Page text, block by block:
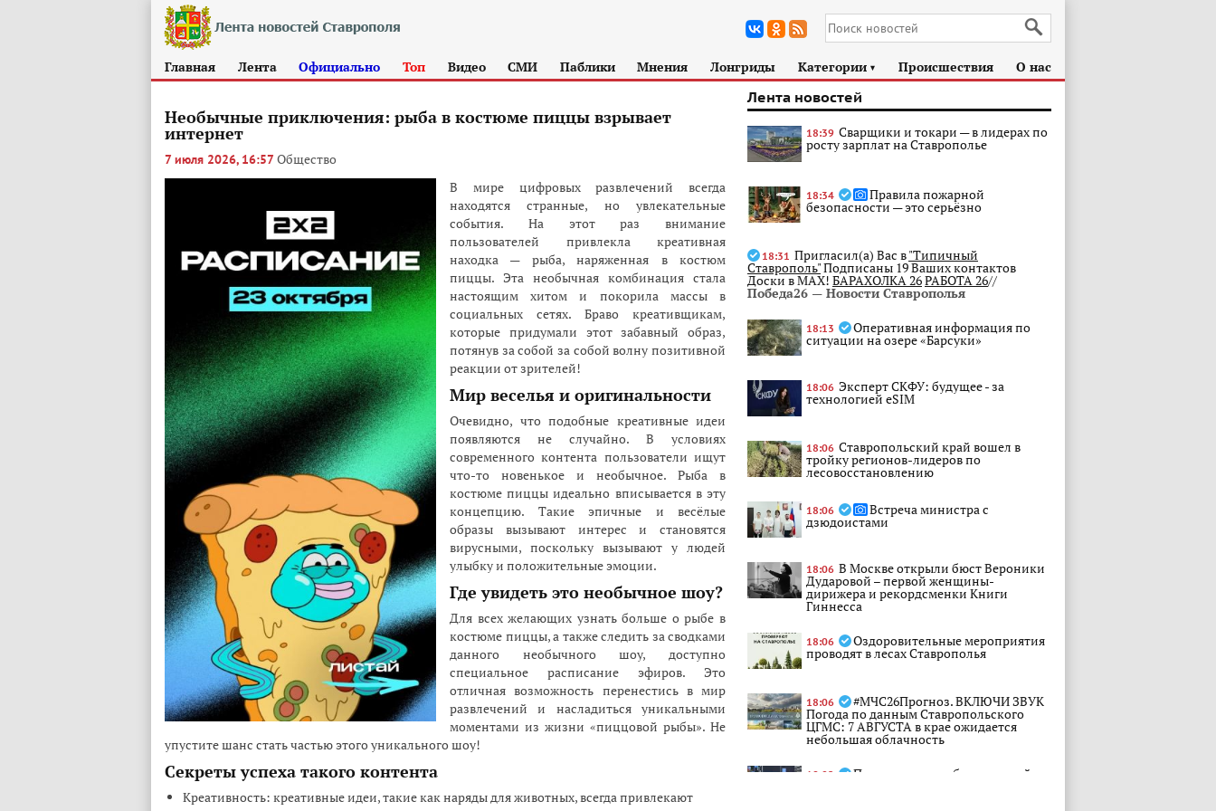
Главная Лента Официально Топ Видео СМИ Паблики Мнения Лонгриды Категории ► Происшествия О нас
Необычные приключения: рыба в костюме пиццы взрывает
интернет
7 июля 2026, 16:57Общество
В мире цифровых развлечений всегда
находятся странные, но увлекательные
события. На этот раз внимание
пользователей привлекла креативная
находка — рыба, наряженная в костюм
пиццы. Эта необычная комбинация стала
настоящим хитом и покорила массы в
социальных сетях. Браво креативщикам,
которые придумали этот забавный образ,
потянув за собой за собой волну позитивной
реакции от зрителей!
Мир веселья и оригинальности
Очевидно, что подобные креативные идеи
появляются не случайно. В условиях
современного контента пользователи ищут
что-то новенькое и необычное. Рыба в
костюме пиццы идеально вписывается в эту
концепцию. Такие эпичные и весёлые
образы вызывают интерес и становятся
вирусными, поскольку вызывают у людей
улыбку и положительные эмоции.
Где увидеть это необычное шоу?
Для всех желающих узнать больше о рыбе в
костюме пиццы, а также следить за сводками
данного необычного шоу, доступно
специальное расписание эфиров. Это
отличная возможность перенестись в мир
развлечений и насладиться уникальными
моментами из жизни «пиццовой рыбы». Не
упустите шанс стать частью этого уникального шоу!
Секреты успеха такого контента
Креативность: креативные идеи, такие как наряды для животных, всегда привлекают
Лента новостей
18:39 Сварщики и токари — в лидерах по
росту зарплат на Ставрополье
18:34 Правила пожарной
безопасности — это серьёзно
18:31 Пригласил(а) Вас в"Типичный
Ставрополь"Подписаны 19 Ваших контактов
Доски в МАХ! БАРАХОЛКА 26РАБОТА 26//
Победа26 — Новости Ставрополья
18:13 Оперативная информация по
ситуации на озере «Барсуки»
18:06 Эксперт СКФУ: будущее - за
технологией eSIM
18:06 Ставропольский край вошел в
тройку регионов-лидеров по
лесовосстановлению
18:06 Встреча министра с
дзюдоистами
18:06 В Москве открыли бюст Вероники
Дударовой – первой женщины-
дирижера и рекордсменки Книги
Гиннесса
18:06 Оздоровительные мероприятия
проводят в лесах Ставрополья
18:06 #МЧС26Прогноз. ВКЛЮЧИ ЗВУК
Погода по данным Ставропольского
ЦГМС: 7 АВГУСТА в крае ожидается
небольшая облачность
18:02 Председатель избирательной